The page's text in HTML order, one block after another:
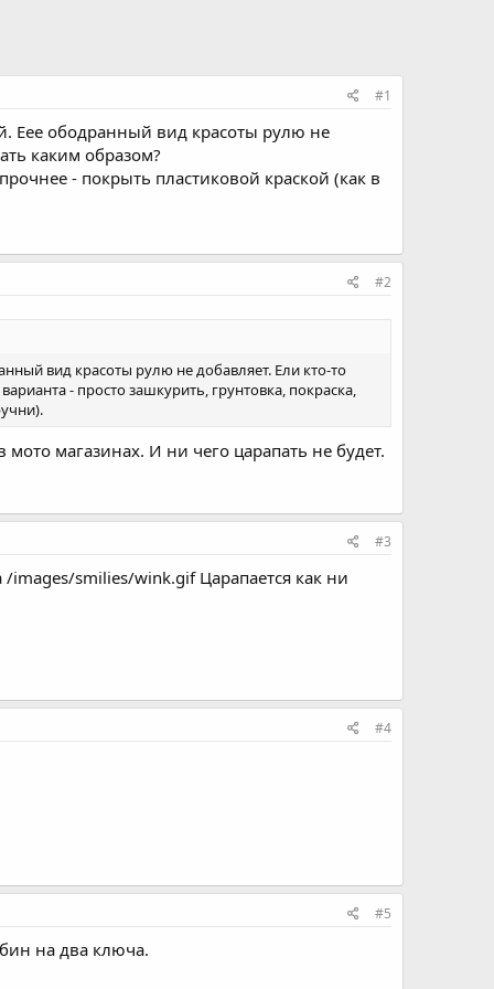
#1
Еее ободранный вид красоты рулю не
каким образом?
- покрыть пластиковой краской (как в
#2
вид красоты рулю не добавляет. Ели кто-то
- просто зашкурить, грунтовка, покраска,
магазинах. И ни чего царапать не будет.
#3
images/smilies/wink.gif Царапается как ни
#4
#5
на два ключа.